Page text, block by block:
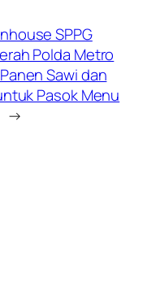
SPPG
Polda Metro
Sawi dan
Pasok Menu
→